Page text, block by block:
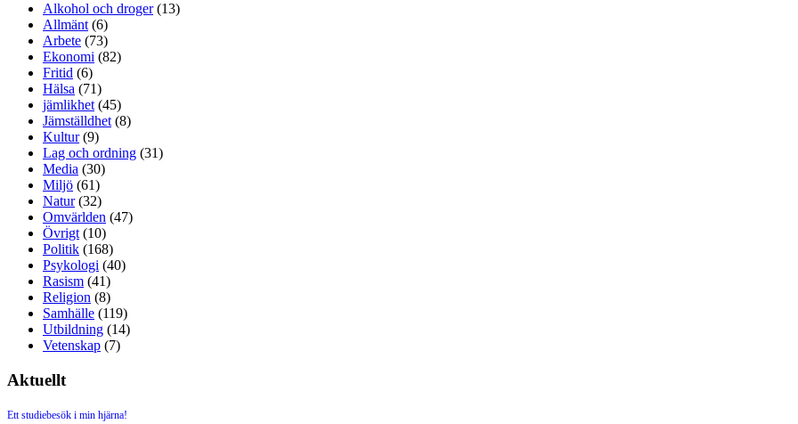
Alkohol och droger(13)
Allmänt (6)
Arbete (73)
Ekonomi (82)
Fritid (6)
Hälsa (71)
jämlikhet (45)
Jämställdhet (8)
Kultur(9)
Lag och ordning (31)
Media (30)
Miljö (61)
Natur(32)
Omvärlden (47)
Övrigt (10)
Politik (168)
Psykologi (40)
Rasism (41)
Religion (8)
Samhälle (119)
Utbildning (14)
Vetenskap (7)
Aktuellt
Ett studiebesök i min hjärna!